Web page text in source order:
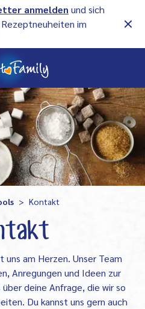
anmelden und sich
im
Kontakt
am Herzen. Unser Team
Anregungen und Ideen zur
deine Anfrage, die wir so
Du kannst uns gern auch